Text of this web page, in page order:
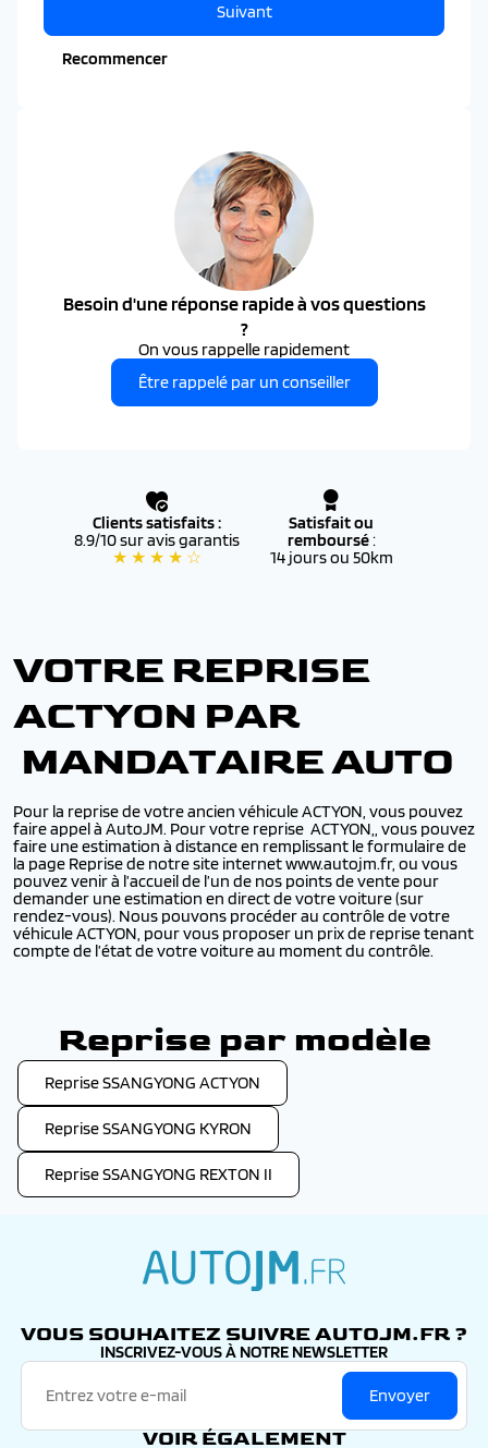
Recommencer
Suivant
Besoin d'une réponse rapide à vos questions
?
On vous rappelle rapidement
Être rappelé par un conseiller
Clients satisfaits :
8.9/10 sur avis garantis
★ ★ ★ ★ ☆
Satisfait ou
remboursé:
14 jours ou 50km
VOTRE REPRISE
ACTYON PAR
MANDATAIRE AUTO
Pour la reprise de votre ancien véhicule ACTYON, vous pouvez
faire appel à AutoJM. Pour votre reprise ACTYON,, vous pouvez
faire une estimation à distance en remplissant le formulaire de
la page Reprise de notre site internet www.autojm.fr, ou vous
pouvez venir à l’accueil de l’un de nos points de vente pour
demander une estimation en direct de votre voiture (sur
rendez-vous). Nous pouvons procéder au contrôle de votre
véhicule ACTYON, pour vous proposer un prix de reprise tenant
compte de l’état de votre voiture au moment du contrôle.
Reprise par modèle
Reprise SSANGYONG ACTYON
Reprise SSANGYONG KYRON
Reprise SSANGYONG REXTON II
VOUS SOUHAITEZ SUIVRE AUTOJM.FR ?
INSCRIVEZ-VOUS À NOTRE NEWSLETTER
Envoyer
VOIR ÉGALEMENT